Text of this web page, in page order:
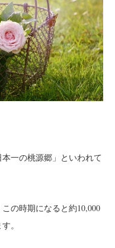
本一の桃源郷 」といわれて
の時期になると約10,000
。